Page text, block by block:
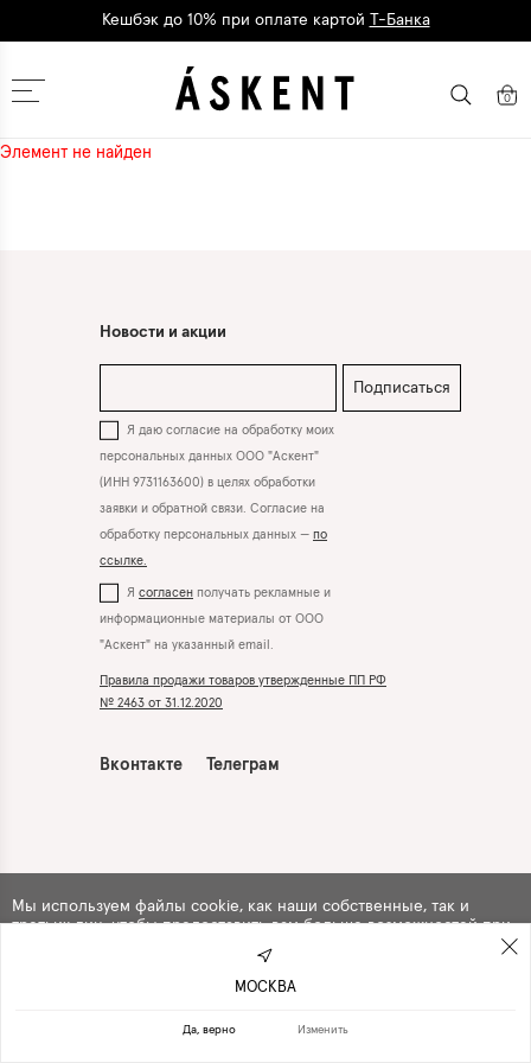
Кешбэк до 10% при оплате картой Т-Банка
Москва 0
Элемент не найден
Новости и акции
Подписаться
Я даю согласие на обработку моих
персональных данных ООО "Аскент"
(ИНН 9731163600) в целях обработки
заявки и обратной связи. Согласие на
обработку персональных данных — по
ссылке.
Я согласен получать рекламные и
информационные материалы от ООО
"Аскент" на указанный email.
Правила продажи товаров утвержденные ПП РФ
№ 2463 от 31.12.2020
Вконтакте Телеграм
Мы используем файлы cookie, как наши собственные, так и
третьих лиц, чтобы предоставить вам больше возможностей при
использовании сайта. Продолжая навигацию по сайту, вы
с их использованием .
МОСКВА
Да, верно Изменить